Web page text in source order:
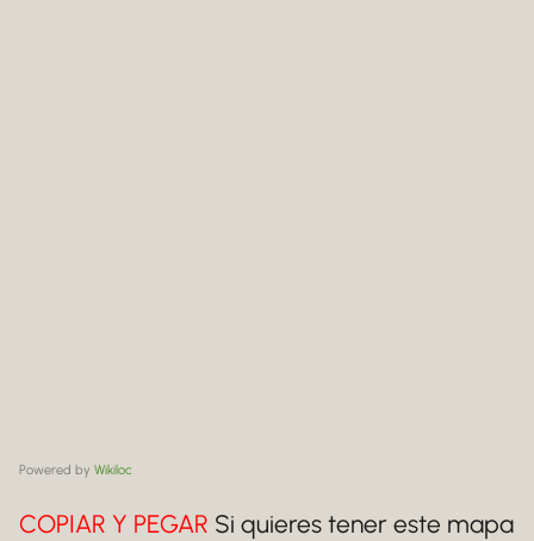
Powered by Wikiloc
COPIAR Y PEGAR Si quieres tener este mapa